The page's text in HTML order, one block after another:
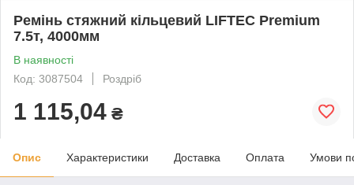
Ремінь стяжний кільцевий LIFTEC Premium
7.5т, 4000мм
В наявності
Код: 3087504
Роздріб
1 115,04 ₴
Опис Характеристики Доставка Оплата Умови